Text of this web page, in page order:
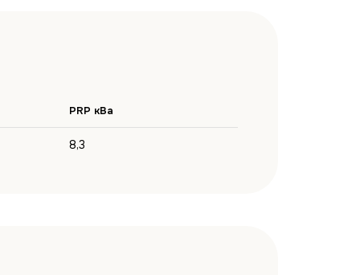
PRP кВа
8,3